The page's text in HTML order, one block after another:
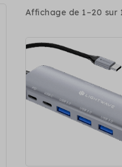
Affichage de 1–20 sur